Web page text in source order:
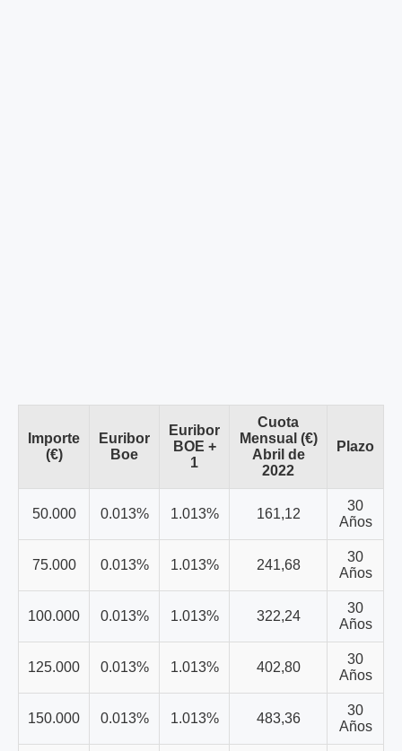
Importe
(€)
Euribor
Boe
Euribor
BOE +
1
Cuota
Mensual (€)
Abril de
2022
Plazo
50.000 0.013% 1.013% 161,12
30
Años
75.000 0.013% 1.013% 241,68
30
Años
100.000 0.013% 1.013% 322,24
30
Años
125.000 0.013% 1.013% 402,80
30
Años
150.000 0.013% 1.013% 483,36
30
Años